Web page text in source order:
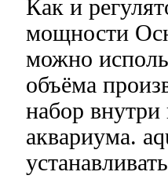
Как и
мощности
можно
объёма
набор
аквариума.